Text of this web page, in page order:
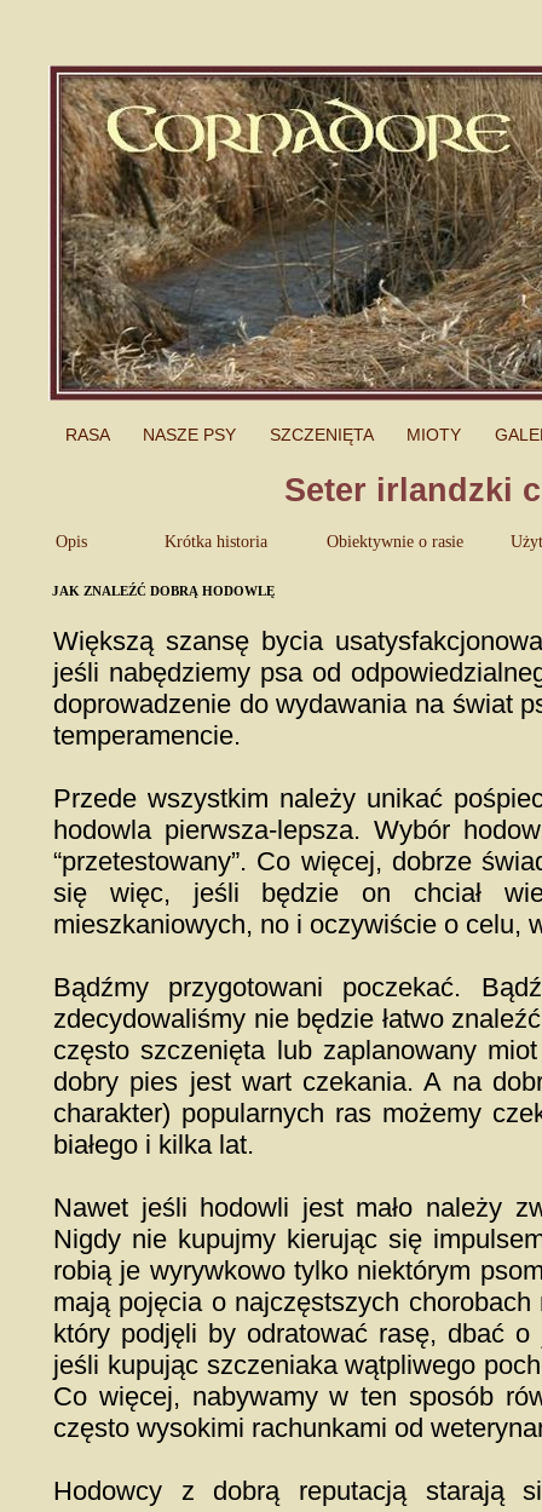
RASA NASZE PSY SZCZENIĘTA MIOTY
Seter irlandzki
Opis Krótka historia Obiektywnie o rasie
JAK ZNALEŹĆ DOBRĄ HODOWLĘ
Większą szansę bycia
jeśli nabędziemy psa od
doprowadzenie do wydawania na świat
temperamencie.
Przede wszystkim należy unikać
hodowla pierwsza-lepsza. Wybór
“przetestowany”. Co więcej, dobrze
się więc, jeśli będzie on chciał
mieszkaniowych, no i oczywiście o celu,
Bądźmy przygotowani poczekać.
zdecydowaliśmy nie będzie łatwo
często szczenięta lub zaplanowany
dobry pies jest wart czekania. A na
charakter) popularnych ras możemy
białego i kilka lat.
Nawet jeśli hodowli jest mało należy
Nigdy nie kupujmy kierując się
robią je wyrywkowo tylko niektórym
mają pojęcia o najczęstszych
który podjęli by odratować rasę, dbać
jeśli kupując szczeniaka wątpliwego
Co więcej, nabywamy w ten sposób
często wysokimi rachunkami od
Hodowcy z dobrą reputacją starają